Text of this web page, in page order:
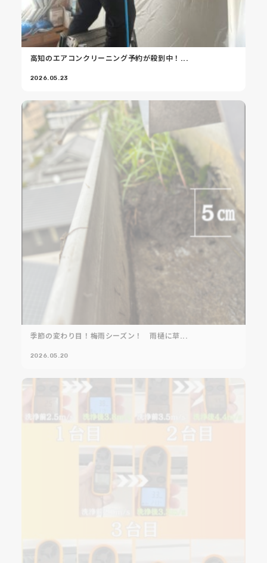
高知のエアコンクリーニング予約が殺到中！...
2026.05.23
季節の変わり目！梅雨シーズン！ 雨樋に草...
2026.05.20